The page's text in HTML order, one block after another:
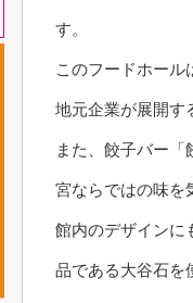
す。
このフードホール
地元企業が展開す
また、餃子バー
宮ならではの味を
館内のデザインに
品である大谷石を